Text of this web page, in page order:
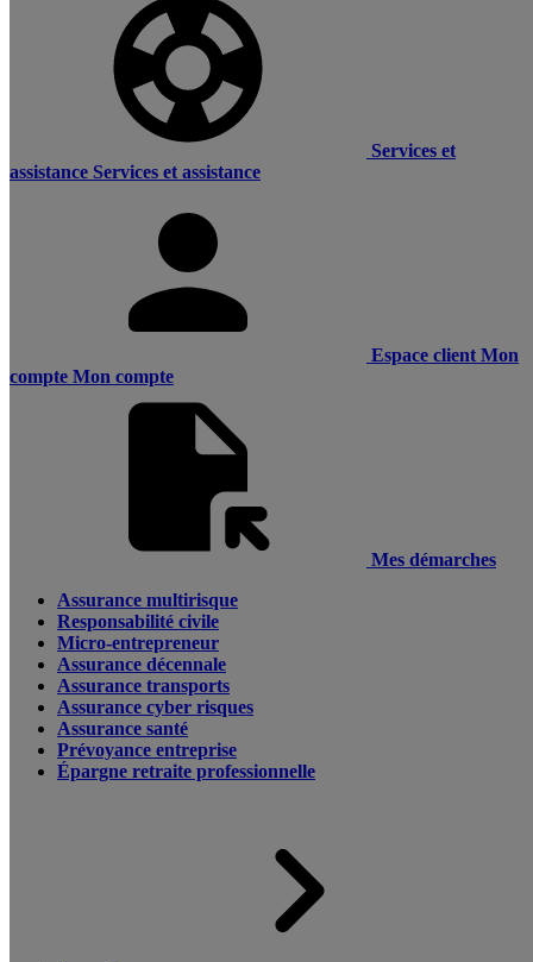
Services et
assistance Services et assistance
Espace client Mon
compte Mon compte
Mes démarches
Assurance multirisque
Responsabilité civile
Micro-entrepreneur
Assurance décennale
Assurance transports
Assurance cyber risques
Assurance santé
Prévoyance entreprise
Épargne retraite professionnelle